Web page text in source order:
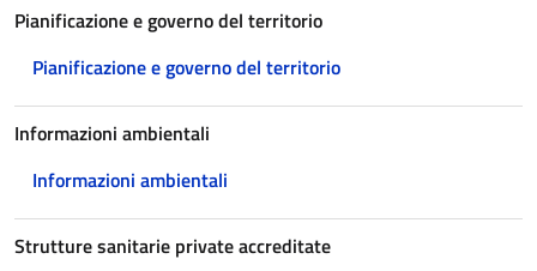
Pianificazione e governo del territorio
Pianificazione e governo del territorio
Informazioni ambientali
Informazioni ambientali
Strutture sanitarie private accreditate